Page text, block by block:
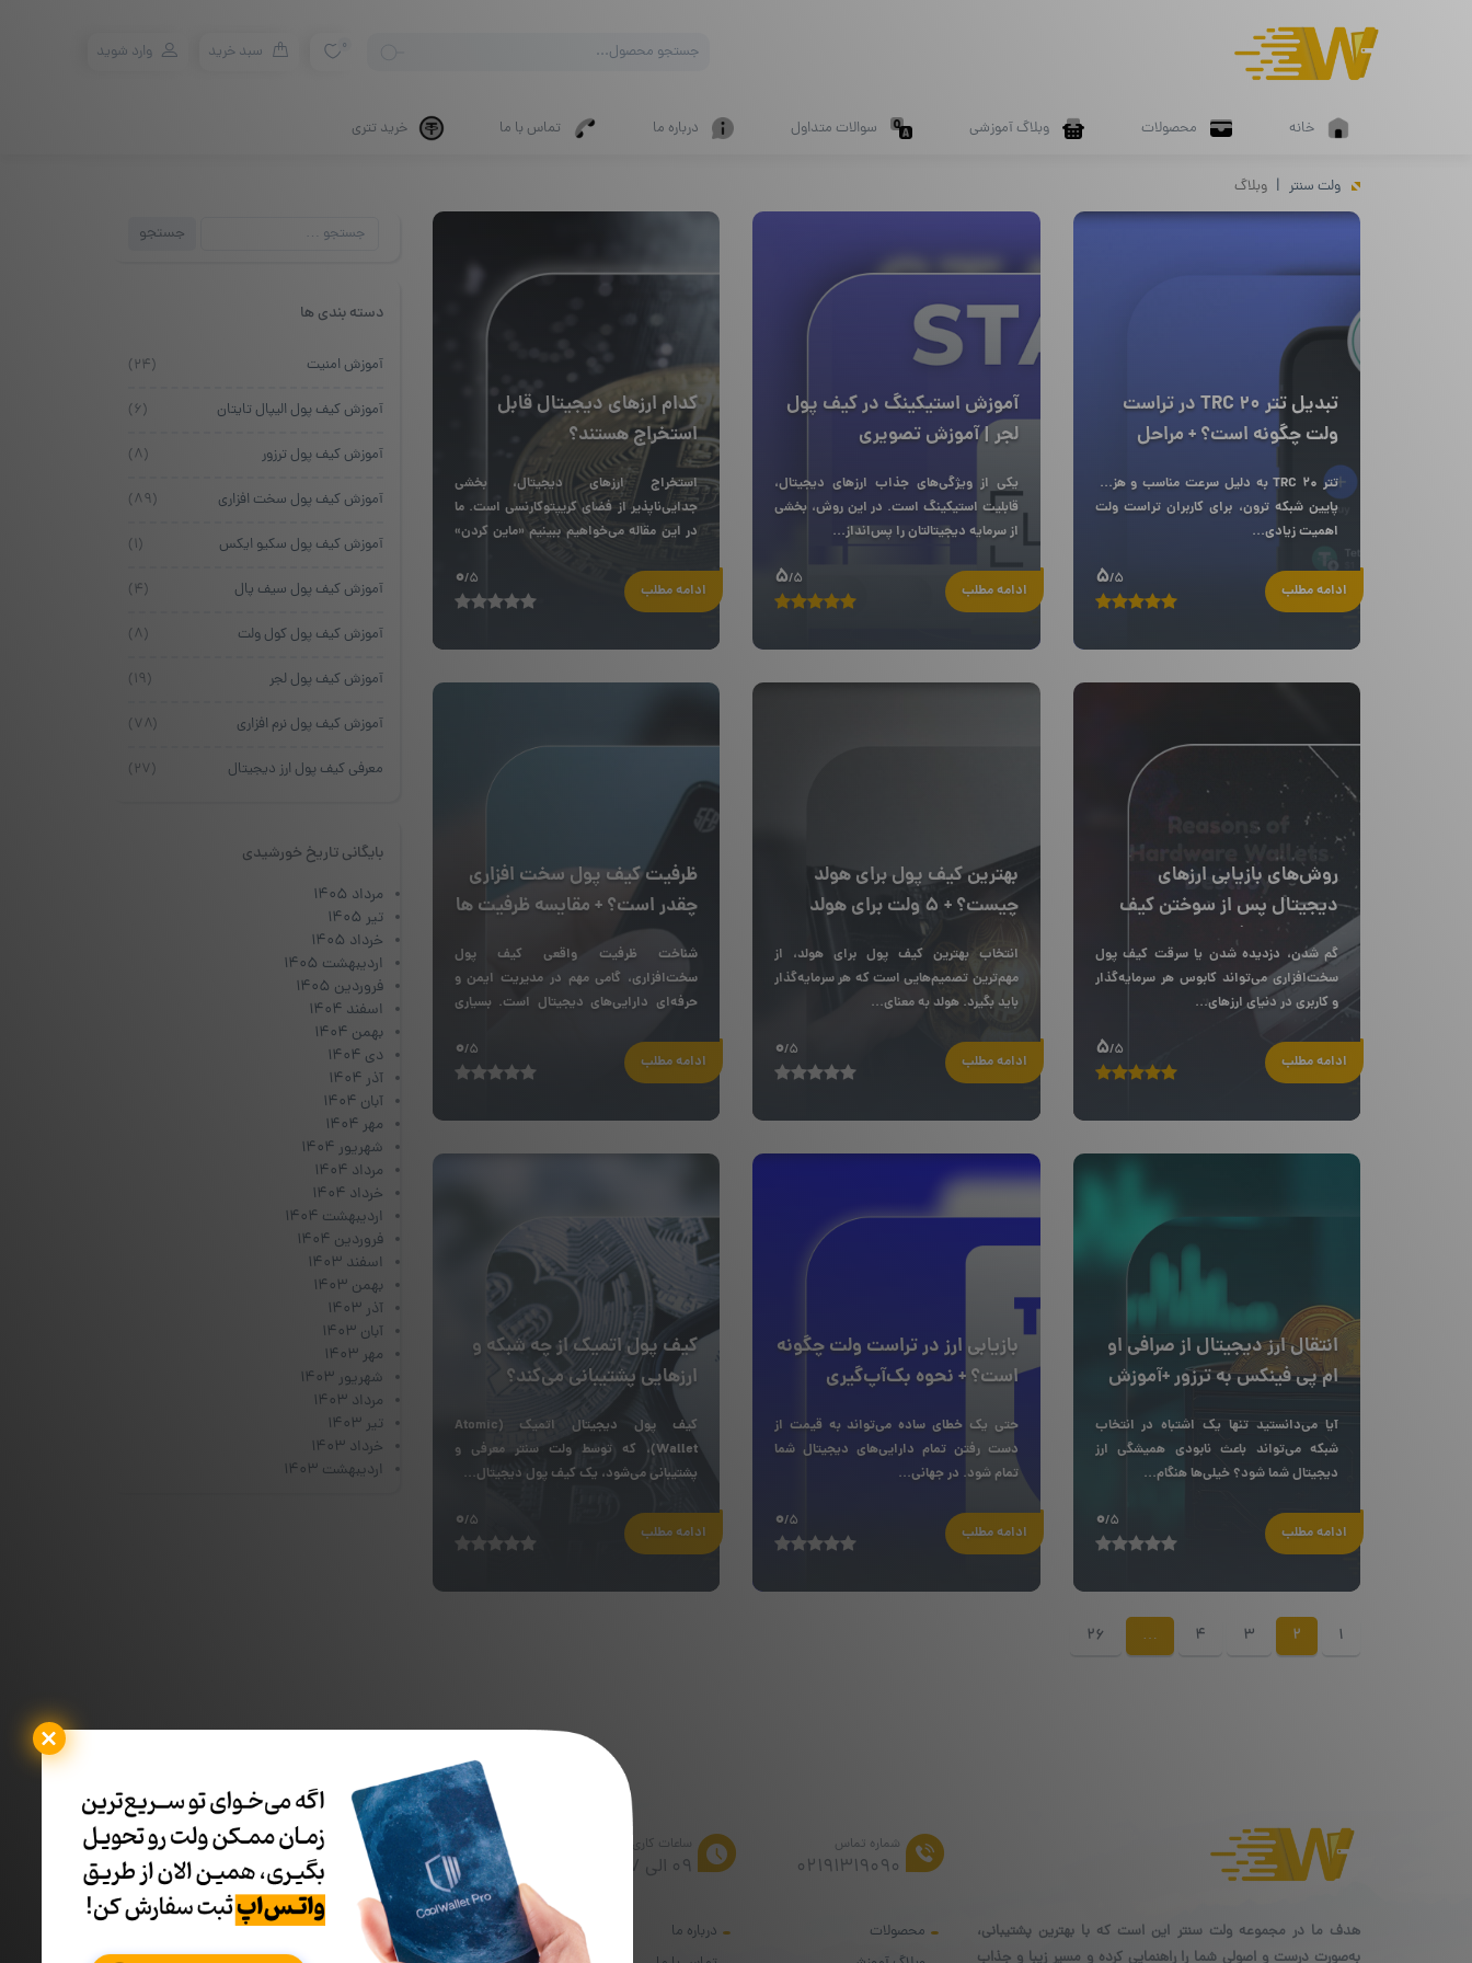
search
0 سبد خرید وارد شوید
خانه محصولات وبلاگ آموزشی سوالات متداول درباره ما تماس با ما خرید تتری
ولت سنتر وبلاگ
تبدیل تتر TRC 20 در تراست
ولت چگونه است؟ + مراحل
تبدیل
تتر TRC 20 به دلیل سرعت مناسب و هزینه
پایین شبکه ترون، برای کاربران تراست ولت
اهمیت زیادی...
ادامه مطلب 5/5
آموزش استیکینگ در کیف پول
لجر | آموزش تصویری
یکی از ویژگی‌های جذاب ارزهای دیجیتال،
قابلیت استیکینگ است. در این روش، بخشی
از سرمایه‌ دیجیتالتان را پس‌انداز...
ادامه مطلب 5/5
کدام ارزهای دیجیتال قابل
استخراج هستند؟
استخراج ارزهای دیجیتال، بخشی
جدایی‌ناپذیر از فضای کریپتوکارنسی است. ما
در این مقاله می‌خواهیم ببینیم «ماین کردن»
ادامه مطلب
0/5
روش‌های بازیابی ارزهای
دیجیتال پس از سوختن کیف
پول سخت افزاری | + آموزش
بازیابی کیف پول
گم شدن، دزدیده شدن یا سرقت کیف پول
سخت‌افزاری می‌تواند کابوس هر سرمایه‌گذار
و کاربری در دنیای ارزهای...
ادامه مطلب 5/5
بهترین کیف پول برای هولد
چیست؟ + ۵ ولت برای هولد
انتخاب بهترین کیف پول برای هولد، از
مهم‌ترین تصمیم‌هایی است که هر سرمایه‌گذار
باید بگیرد. هولد به معنای...
ادامه مطلب 0/5
ظرفیت کیف پول سخت افزاری
چقدر است؟ + مقایسه ظرفیت ها
شناخت ظرفیت واقعی کیف پول
سخت‌افزاری، گامی مهم در مدیریت ایمن و
حرفه‌ای دارایی‌های دیجیتال است. بسیاری
ادامه مطلب
0/5
انتقال ارز دیجیتال از صرافی او
ام پی فینکس به ترزور +آموزش
آیا می‌دانستید تنها یک اشتباه در انتخاب
شبکه می‌تواند باعث نابودی همیشگی ارز
دیجیتال شما شود؟ خیلی‌ها هنگام...
ادامه مطلب 0/5
بازیابی ارز در تراست ولت چگونه
است؟ + نحوه بک‌آپ‌گیری
حتی یک خطای ساده می‌تواند به قیمت از
دست رفتن تمام دارایی‌های دیجیتال شما
تمام شود. در جهانی...
ادامه مطلب 0/5
کیف پول اتمیک از چه شبکه و
ارزهایی پشتیبانی می‌کند؟
کیف پول دیجیتال اتمیک (Atomic
Wallet)، که توسط ولت سنتر معرفی و
پشتیبانی می‌شود، یک کیف پول دیجیتال...
ادامه مطلب 0/5
1
2
3
4
…
26
جستجو
جستجو
دسته بندی ها
آموزش امنیت (۲۴)
آموزش کیف پول الیپال تایتان (۶)
آموزش کیف پول ترزور (۸)
آموزش کیف پول سخت افزاری (۸۹)
آموزش کیف پول سکیو ایکس (۱)
آموزش کیف پول سیف پال (۴)
آموزش کیف پول کول ولت (۸)
آموزش کیف پول لجر (۱۹)
آموزش کیف پول نرم افزاری (۷۸)
معرفی کیف پول ارز دیجیتال (۲۷)
بایگانی تاریخ خورشیدی
مرداد ۱۴۰۵
تیر ۱۴۰۵
خرداد ۱۴۰۵
اردیبهشت ۱۴۰۵
فروردین ۱۴۰۵
اسفند ۱۴۰۴
بهمن ۱۴۰۴
دی ۱۴۰۴
آذر ۱۴۰۴
آبان ۱۴۰۴
مهر ۱۴۰۴
شهریور ۱۴۰۴
مرداد ۱۴۰۴
خرداد ۱۴۰۴
اردیبهشت ۱۴۰۴
فروردین ۱۴۰۴
اسفند ۱۴۰۳
بهمن ۱۴۰۳
آذر ۱۴۰۳
آبان ۱۴۰۳
مهر ۱۴۰۳
شهریور ۱۴۰۳
مرداد ۱۴۰۳
تیر ۱۴۰۳
خرداد ۱۴۰۳
اردیبهشت ۱۴۰۳
هدف ما در مجموعه ولت سنتر این است که با بهترین پشتیبانی،
به‌صورت درست و اصولی شما را راهنمایی کرده و مسیر زیبا و جذاب
شماره تماس
02191319090
محصولات
ساعات کاری
۰۹ الی ۱۷
درباره ما
از تخفیف ها و جدیدترین ها با خبر شوید: